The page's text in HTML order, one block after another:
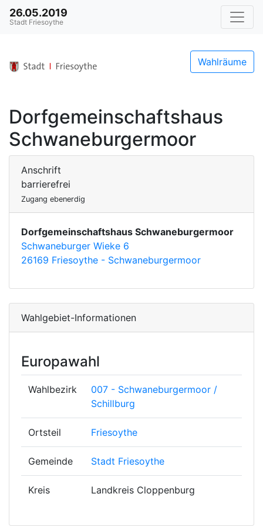
26.05.2019
Stadt Friesoythe
Wahlräume
Dorfgemeinschaftshaus
Schwaneburgermoor
Anschrift
barrierefrei
Zugang ebenerdig
Dorfgemeinschaftshaus Schwaneburgermoor
Schwaneburger Wieke 6
26169 Friesoythe - Schwaneburgermoor
Wahlgebiet-Informationen
Europawahl
Wahlbezirk
007 - Schwaneburgermoor /
Schillburg
Ortsteil Friesoythe
Gemeinde Stadt Friesoythe
Kreis Landkreis Cloppenburg